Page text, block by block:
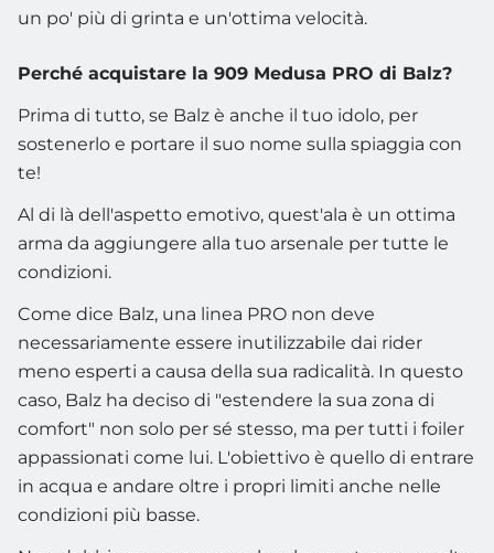
un po' più di grinta e un'ottima velocità.
Perché acquistare la 909 Medusa PRO di Balz?
Prima di tutto, se Balz è anche il tuo idolo, per
sostenerlo e portare il suo nome sulla spiaggia con
te!
Al di là dell'aspetto emotivo, quest'ala è un ottima
arma da aggiungere alla tuo arsenale per tutte le
condizioni.
Come dice Balz, una linea PRO non deve
necessariamente essere inutilizzabile dai rider
meno esperti a causa della sua radicalità. In questo
caso, Balz ha deciso di "estendere la sua zona di
comfort" non solo per sé stesso, ma per tutti i foiler
appassionati come lui. L'obiettivo è quello di entrare
in acqua e andare oltre i propri limiti anche nelle
condizioni più basse.